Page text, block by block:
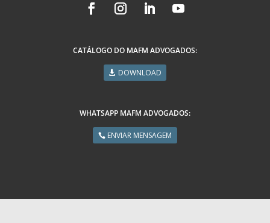
CATÁLOGO DO MAFM ADVOGADOS:
DOWNLOAD
WHATSAPP MAFM ADVOGADOS:
ENVIAR MENSAGEM